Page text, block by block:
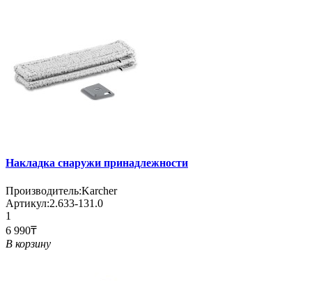
Накладка снаружи принадлежности
Производитель:Karcher
Артикул:2.633-131.0
1
6 990₸
В корзину